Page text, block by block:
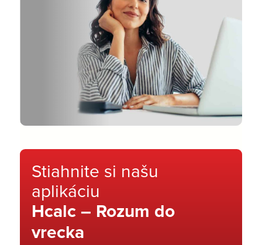
Stiahnite si našu
aplikáciu
Hcalc – Rozum do
vrecka